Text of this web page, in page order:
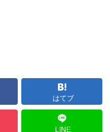
はてブ
LINE